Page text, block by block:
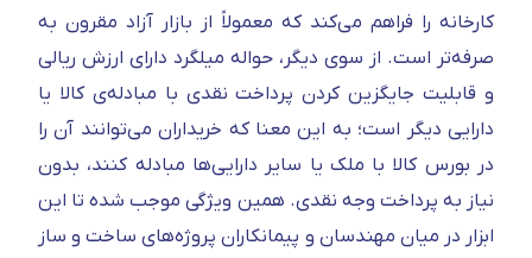
کارخانه را فراهم می‌کند که معمولاً از بازار آزاد مقرون‌ به‌
صرفه‌تر است. از سوی دیگر، حواله میلگرد دارای ارزش ریالی
و قابلیت جایگزین کردن پرداخت نقدی با مبادله‌ی کالا یا
دارایی دیگر است؛ به این معنا که خریداران می‌توانند آن را
در بورس کالا با ملک یا سایر دارایی‌ها مبادله کنند، بدون
نیاز به پرداخت وجه نقدی. همین ویژگی موجب شده تا این
ابزار در میان مهندسان و پیمانکاران پروژه‌های ساخت‌ و ساز